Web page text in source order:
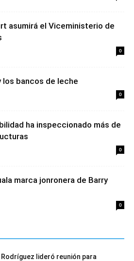
asumirá el Viceministerio de
0
los bancos de leche
0
ha inspeccionado más de
0
marca jonronera de Barry
0
Rodríguez lideró reunión para